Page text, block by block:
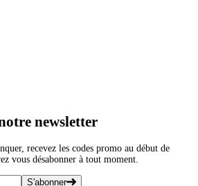
newsletter
recevez les codes promo au début de
vous désabonner à tout moment.
S'abonner